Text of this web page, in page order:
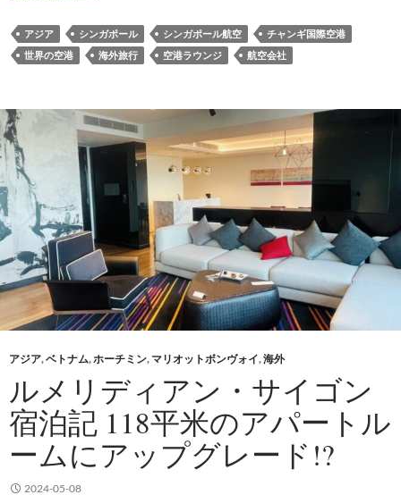
アジア シンガポール シンガポール航空
チャンギ国際空港
世界の空港
海外旅行 空港ラウンジ 航空会社
アジア,ベトナム,ホーチミン, マリオットボンヴォイ,海外
ルメリディアン・サイゴン
宿泊記 118平米のアパートル
ームにアップグレード!?
2024-05-08